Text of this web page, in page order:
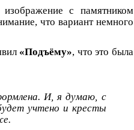
с памятником
что вариант немного
«Подъёму», что это была
И, я думаю, с
учтено и кресты